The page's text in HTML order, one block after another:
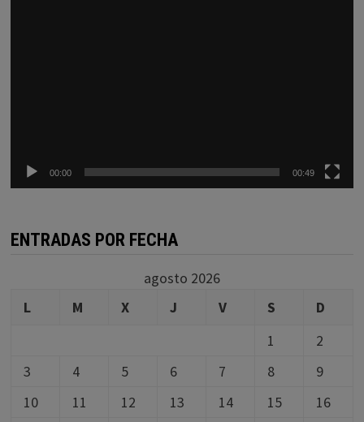
00:00 00:49
ENTRADAS POR FECHA
agosto 2026
L
M X J V S
D
1
2
3
4 5 6 7 8
9
10
11 12 13 14 15
16